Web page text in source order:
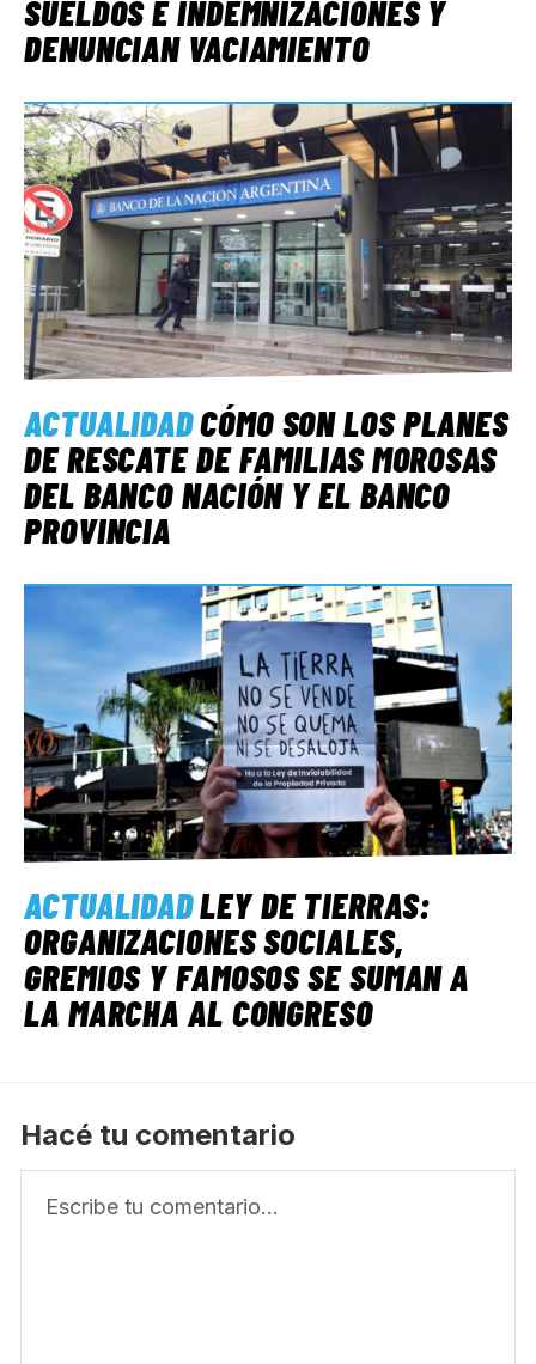
SUELDOS E INDEMNIZACIONES Y
DENUNCIAN VACIAMIENTO
ACTUALIDADCÓMO SON LOS PLANES
DE RESCATE DE FAMILIAS MOROSAS
DEL BANCO NACIÓN Y EL BANCO
PROVINCIA
ACTUALIDADLEY DE TIERRAS:
ORGANIZACIONES SOCIALES,
GREMIOS Y FAMOSOS SE SUMAN A
LA MARCHA AL CONGRESO
Hacé tu comentario